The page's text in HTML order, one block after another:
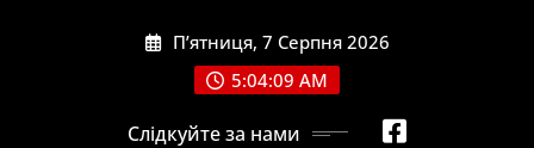
П’ятниця, 7 Серпня 2026
5:04:10 AM
Слідкуйте за нами